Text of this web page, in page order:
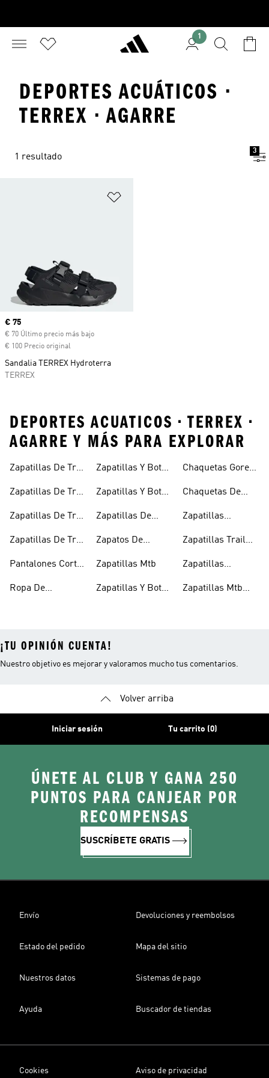
1
DEPORTES ACUÁTICOS ·
TERREX · AGARRE
1 resultado
3
Precio actual
€ 75
€ 70 Último precio más bajo
€ 100 Precio original
Sandalia TERREX Hydroterra
TERREX
DEPORTES ACUATICOS • TERREX •
AGARRE Y MÁS PARA EXPLORAR
Zapatillas De Trail
Zapatillas De Trail
Impermeables
Zapatillas De Trail
Hombre
Zapatillas De Trail
Mujer
Pantalones Cortos
Running
Ropa De
Zapatillas Y Botas
Zapatillas Y Botas
Para Hombre
Zapatillas De
Mujer
Zapatos De
Zapatillas Mtb
Zapatillas Y Botas
Chaquetas Gore-
Chaquetas De
Zapatillas
Zapatillas Trail
Zapatillas
Zapatillas Mtb
¡TU OPINIÓN CUENTA!
Nuestro objetivo es mejorar y valoramos mucho tus comentarios.
Volver arriba
Iniciar sesión Tu carrito (0)
ÚNETE AL CLUB Y GANA 250
PUNTOS PARA CANJEAR POR
RECOMPENSAS
SUSCRÍBETE GRATIS
Envío Devoluciones y reembolsos
Estado del pedido Mapa del sitio
Nuestros datos Sistemas de pago
Ayuda Buscador de tiendas
Cookies Aviso de privacidad